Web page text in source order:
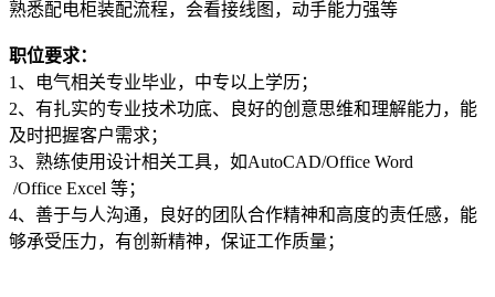
熟悉配电柜装配流程，会看接线图，动手能力强等
职位要求：
1、电气相关专业毕业，中专以上学历；
2、有扎实的专业技术功底、良好的创意思维和理解能力，能
及时把握客户需求；
3、熟练使用设计相关工具，如AutoCAD/Office Word
/Office Excel 等；
4、善于与人沟通，良好的团队合作精神和高度的责任感，能
够承受压力，有创新精神，保证工作质量；